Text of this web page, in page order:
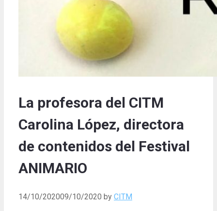
La profesora del CITM
Carolina López, directora
de contenidos del Festival
ANIMARIO
14/10/202009/10/2020 by CITM